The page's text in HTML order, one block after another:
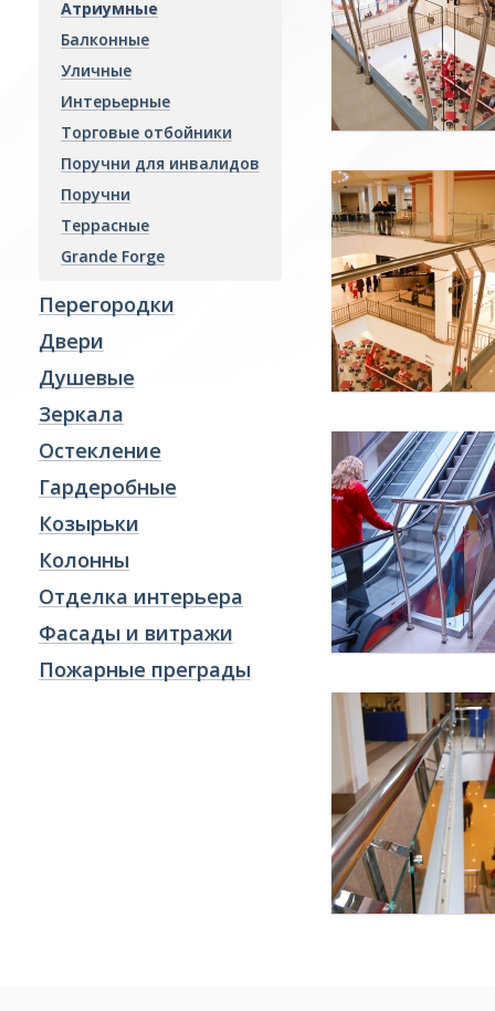
Отделка интерьера
Фасады и витражи
Пожарные преграды
Стекло производство
Ревизионные люки
Атриумные
Балконные
Уличные
Интерьерные
Торговые отбойники
Поручни для инвалидов
Поручни
Террасные
Grande Forge
Перегородки
Двери
Душевые
Зеркала
Остекление
Гардеробные
Козырьки
Колонны
Отделка интерьера
Фасады и витражи
Пожарные преграды